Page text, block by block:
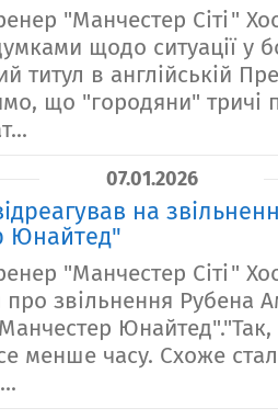
"Манчестер Сіті"
щодо ситуації у
титул в англійській
що "городяни" тричі
07.01.2026
на
Юнайтед"
"Манчестер Сіті"
про звільнення Рубена
менше часу. Схоже